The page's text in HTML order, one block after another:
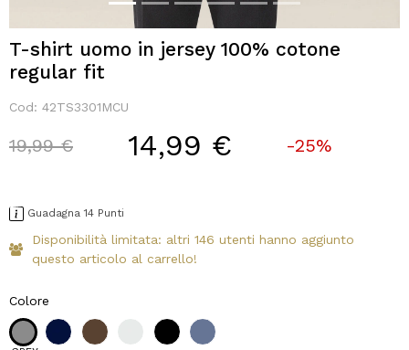
T-shirt uomo in jersey 100% cotone
regular fit
Cod: 42TS3301MCU
Price reduced from
19,99 €to 14,99 € -25%
Guadagna 14 Punti
Disponibilità limitata: altri 146 utenti hanno aggiunto
questo articolo al carrello!
Colore